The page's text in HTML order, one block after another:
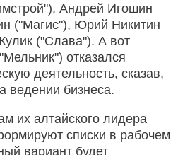
Андрей Игошин
("Магис"), Юрий Никитин
("Слава"). А вот
отказался
деятельность, сказав,
ведении бизнеса.
их алтайского лидера
списки в рабочем
вариант будет